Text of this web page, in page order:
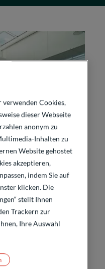
Cookies,
dieser Webseite
anonym zu
Inhalten zu
Website gehostet
akzeptieren,
indem Sie auf
klicken. Die
stellt Ihnen
Trackern zur
Ihre Auswahl